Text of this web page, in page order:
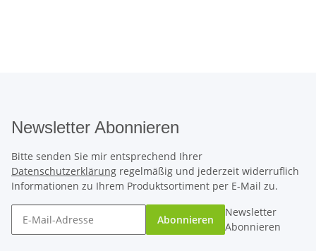
Newsletter Abonnieren
Bitte senden Sie mir entsprechend Ihrer
Datenschutzerklärung regelmäßig und jederzeit widerruflich
Informationen zu Ihrem Produktsortiment per E-Mail zu.
Abonnieren
Newsletter
Abonnieren